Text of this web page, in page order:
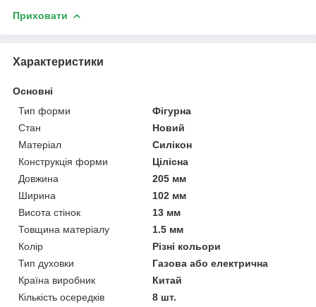
Приховати
Характеристики
Основні
Тип форми
Фігурна
Стан
Новий
Матеріал
Силікон
Конструкція форми
Цілісна
Довжина
205 мм
Ширина
102 мм
Висота стінок
13 мм
Товщина матеріалу
1.5 мм
Колір
Різні кольори
Тип духовки
Газова або електрична
Країна виробник
Китай
Кількість осередків
8 шт.